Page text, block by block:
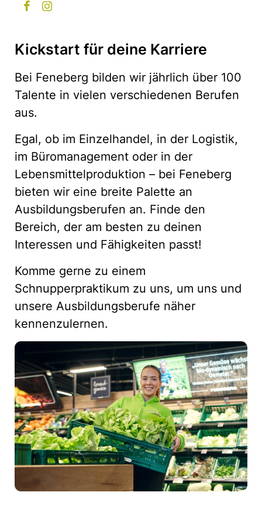
Kickstart für deine Karriere
Bei Feneberg bilden wir jährlich über 100
Talente in vielen verschiedenen Berufen
aus.
Egal, ob im Einzelhandel, in der Logistik,
im Büromanagement oder in der
Lebensmittelproduktion – bei Feneberg
bieten wir eine breite Palette an
Ausbildungsberufen an. Finde den
Bereich, der am besten zu deinen
Interessen und Fähigkeiten passt!
Komme gerne zu einem
Schnupperpraktikum zu uns, um uns und
unsere Ausbildungsberufe näher
kennenzulernen.